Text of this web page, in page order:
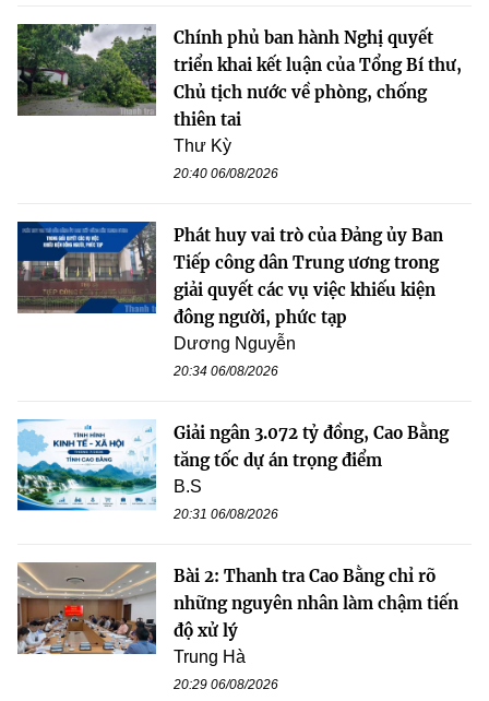
Chính phủ ban hành Nghị quyết
triển khai kết luận của Tổng Bí thư,
Chủ tịch nước về phòng, chống
thiên tai
Thư Kỳ
20:40 06/08/2026
Phát huy vai trò của Đảng ủy Ban
Tiếp công dân Trung ương trong
giải quyết các vụ việc khiếu kiện
đông người, phức tạp
Dương Nguyễn
20:34 06/08/2026
Giải ngân 3.072 tỷ đồng, Cao Bằng
tăng tốc dự án trọng điểm
B.S
20:31 06/08/2026
Bài 2: Thanh tra Cao Bằng chỉ rõ
những nguyên nhân làm chậm tiến
độ xử lý
Trung Hà
20:29 06/08/2026